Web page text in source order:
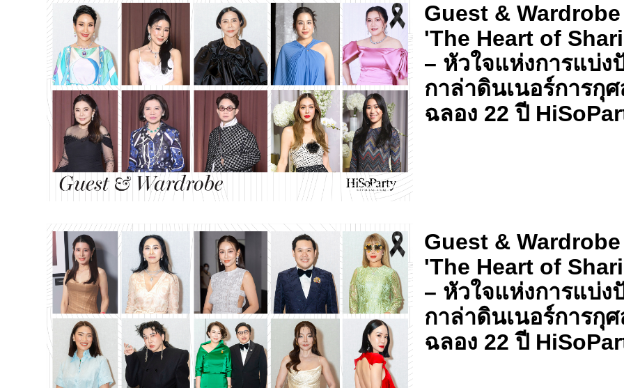
Guest & Wardrobe
'The Heart of
– หัวใจแห่งการแบ่ง
กาล่าดินเนอร์การกุ
ฉลอง 22 ปี
Guest & Wardrobe
'The Heart of
– หัวใจแห่งการแบ่ง
กาล่าดินเนอร์การกุ
ฉลอง 22 ปี